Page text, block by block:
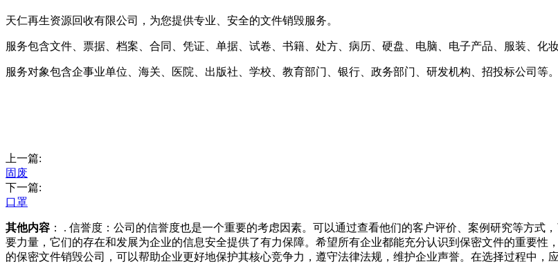
天仁再生资源回收有限公司，为您提供专业、安全的文件销毁服务。
服务包含文件、票据、档案、合同、凭证、单据、试卷、书籍、处方、病历、硬盘、电脑、电子产品、服装、化
服务对象包含企事业单位、海关、医院、出版社、学校、教育部门、银行、政务部门、研发机构、招投标公司等。
上一篇:
固废
下一篇:
口罩
其他内容 ： . 信誉度：公司的信誉度也是一个重要的考虑因素。可以通过查看他们的客户评价、案例研究等方
要力量，它们的存在和发展为企业的信息安全提供了有力保障。希望所有企业都能充分认识到保密文件的重要
的保密文件销毁公司，可以帮助企业更好地保护其核心竞争力，遵守法律法规，维护企业声誉。在选择过程中